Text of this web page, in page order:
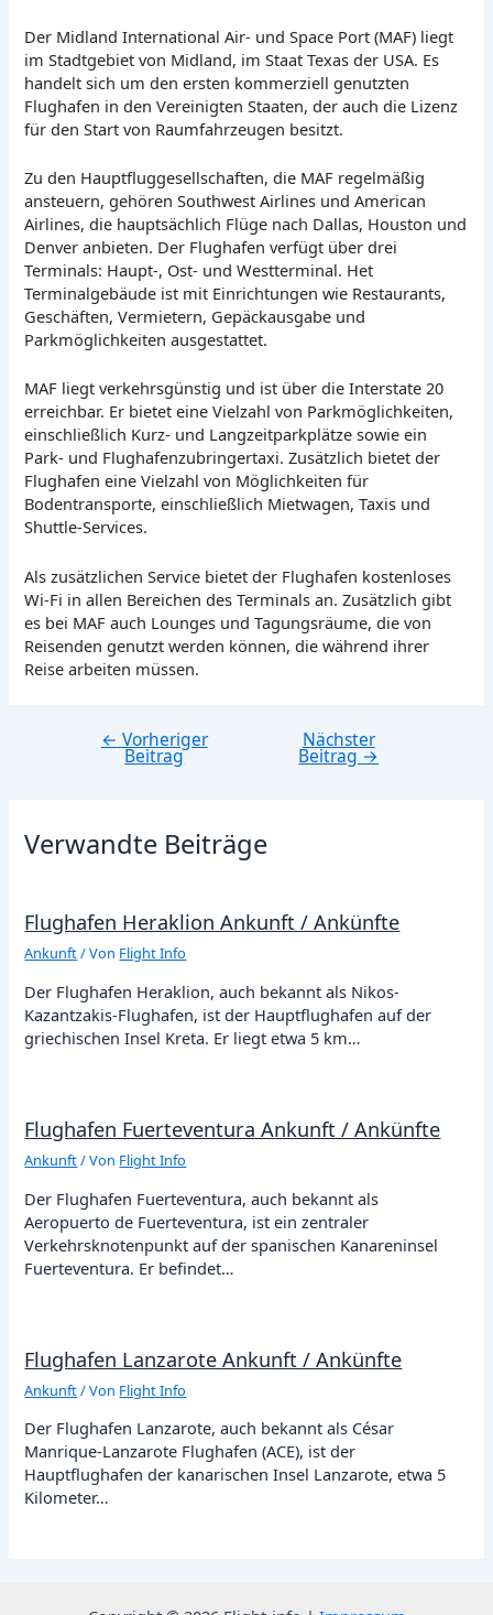
Der Midland International Air- und Space Port (MAF) liegt
im Stadtgebiet von Midland, im Staat Texas der USA. Es
handelt sich um den ersten kommerziell genutzten
Flughafen in den Vereinigten Staaten, der auch die Lizenz
für den Start von Raumfahrzeugen besitzt.
Zu den Hauptfluggesellschaften, die MAF regelmäßig
ansteuern, gehören Southwest Airlines und American
Airlines, die hauptsächlich Flüge nach Dallas, Houston und
Denver anbieten. Der Flughafen verfügt über drei
Terminals: Haupt-, Ost- und Westterminal. Het
Terminalgebäude ist mit Einrichtungen wie Restaurants,
Geschäften, Vermietern, Gepäckausgabe und
Parkmöglichkeiten ausgestattet.
MAF liegt verkehrsgünstig und ist über die Interstate 20
erreichbar. Er bietet eine Vielzahl von Parkmöglichkeiten,
einschließlich Kurz- und Langzeitparkplätze sowie ein
Park- und Flughafenzubringertaxi. Zusätzlich bietet der
Flughafen eine Vielzahl von Möglichkeiten für
Bodentransporte, einschließlich Mietwagen, Taxis und
Shuttle-Services.
Als zusätzlichen Service bietet der Flughafen kostenloses
Wi-Fi in allen Bereichen des Terminals an. Zusätzlich gibt
es bei MAF auch Lounges und Tagungsräume, die von
Reisenden genutzt werden können, die während ihrer
Reise arbeiten müssen.
Beitragsnavigation
← Vorheriger
Beitrag
Nächster
Beitrag→
Verwandte Beiträge
Flughafen Heraklion Ankunft / Ankünfte
Ankunft/ Von Flight Info
Der Flughafen Heraklion, auch bekannt als Nikos-
Kazantzakis-Flughafen, ist der Hauptflughafen auf der
griechischen Insel Kreta. Er liegt etwa 5 km…
Flughafen Fuerteventura Ankunft / Ankünfte
Ankunft/ Von Flight Info
Der Flughafen Fuerteventura, auch bekannt als
Aeropuerto de Fuerteventura, ist ein zentraler
Verkehrsknotenpunkt auf der spanischen Kanareninsel
Fuerteventura. Er befindet…
Flughafen Lanzarote Ankunft / Ankünfte
Ankunft/ Von Flight Info
Der Flughafen Lanzarote, auch bekannt als César
Manrique-Lanzarote Flughafen (ACE), ist der
Hauptflughafen der kanarischen Insel Lanzarote, etwa 5
Kilometer…